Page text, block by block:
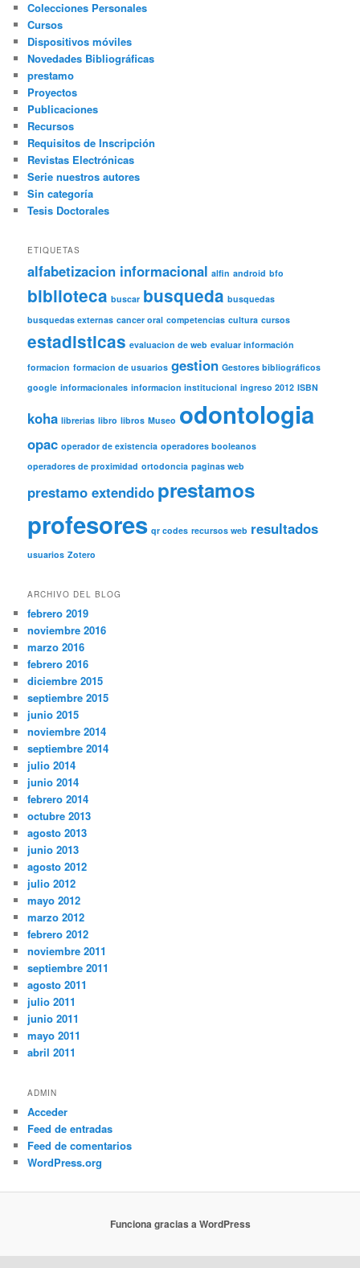
Colecciones Personales
Cursos
Dispositivos móviles
Novedades Bibliográficas
prestamo
Proyectos
Publicaciones
Recursos
Requisitos de Inscripción
Revistas Electrónicas
Serie nuestros autores
Sin categoría
Tesis Doctorales
ETIQUETAS
alfabetizacion informacional alfin android bfo
biblioteca buscar busqueda busquedas
busquedas externas cancer oral competencias cultura cursos
estadisticas evaluacion de web evaluar información
formacion formacion de usuarios gestion Gestores bibliográficos
google informacionales informacion institucional ingreso 2012 ISBN
koha librerias libro libros Museo odontologia
opac operador de existencia operadores booleanos
operadores de proximidad ortodoncia paginas web
prestamo extendido prestamos
profesores qr codes recursos web resultados
usuarios Zotero
ARCHIVO DEL BLOG
febrero 2019
noviembre 2016
marzo 2016
febrero 2016
diciembre 2015
septiembre 2015
junio 2015
noviembre 2014
septiembre 2014
julio 2014
junio 2014
febrero 2014
octubre 2013
agosto 2013
junio 2013
agosto 2012
julio 2012
mayo 2012
marzo 2012
febrero 2012
noviembre 2011
septiembre 2011
agosto 2011
julio 2011
junio 2011
mayo 2011
abril 2011
ADMIN
Acceder
Feed de entradas
Feed de comentarios
WordPress.org
Funciona gracias a WordPress